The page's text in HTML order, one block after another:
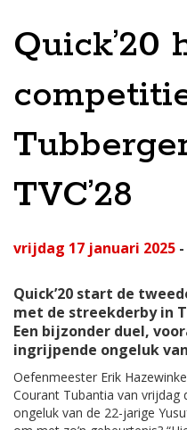
Quick’20
TVC’28
vrijdag 17 januari 2025 -
Quick’20 start de
met de streekderby in
Een bijzonder duel,
ingrijpende ongeluk
Oefenmeester Erik
Courant Tubantia van
ongeluk van de 22-jarige